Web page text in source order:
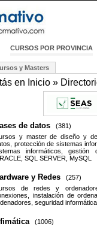
CURSOS POR PROVINCIA
y Masters
en Inicio »
de datos
(381)
y master de diseño y
protección de sistemas
informáticos,
SQL SERVER, MySQL
y Redes
(257)
de redes y
instalación de
seguridad informática
(1006)